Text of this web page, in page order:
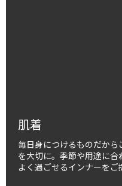
肌着
毎日身につけるものだか
を大切に。季節や用途に
よく過ごせるインナーをご